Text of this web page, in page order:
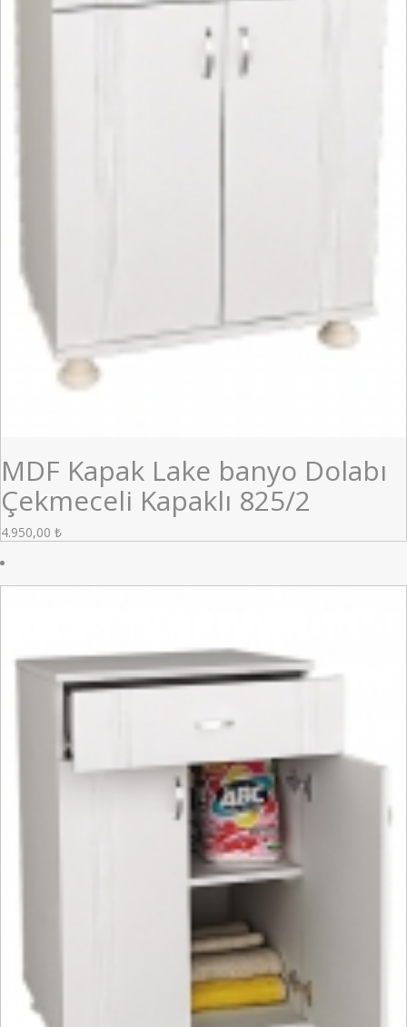
MDF Kapak Lake banyo Dolabı
Çekmeceli Kapaklı 825/2
4.950,00 ₺